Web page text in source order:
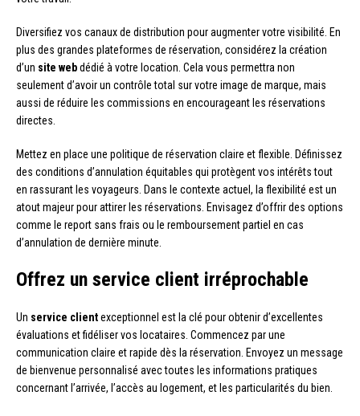
Diversifiez vos canaux de distribution pour augmenter votre visibilité. En
plus des grandes plateformes de réservation, considérez la création
d’un site webdédié à votre location. Cela vous permettra non
seulement d’avoir un contrôle total sur votre image de marque, mais
aussi de réduire les commissions en encourageant les réservations
directes.
Mettez en place une politique de réservation claire et flexible. Définissez
des conditions d’annulation équitables qui protègent vos intérêts tout
en rassurant les voyageurs. Dans le contexte actuel, la flexibilité est un
atout majeur pour attirer les réservations. Envisagez d’offrir des options
comme le report sans frais ou le remboursement partiel en cas
d’annulation de dernière minute.
Offrez un service client irréprochable
Un service clientexceptionnel est la clé pour obtenir d’excellentes
évaluations et fidéliser vos locataires. Commencez par une
communication claire et rapide dès la réservation. Envoyez un message
de bienvenue personnalisé avec toutes les informations pratiques
concernant l’arrivée, l’accès au logement, et les particularités du bien.